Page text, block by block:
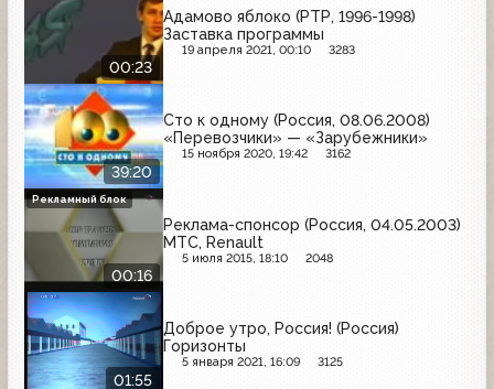
00:23
Адамово яблоко (РТР, 1996-1998)
Заставка программы
19 апреля 2021, 00:10 3283
39:20
Сто к одному (Россия, 08.06.2008)
«Перевозчики» — «Зарубежники»
15 ноября 2020, 19:42 3162
00:16
Реклама-спонсор (Россия, 04.05.2003)
МТС, Renault
5 июля 2015, 18:10 2048
Рекламный блок
01:55
Доброе утро, Россия! (Россия)
Горизонты
5 января 2021, 16:09 3125